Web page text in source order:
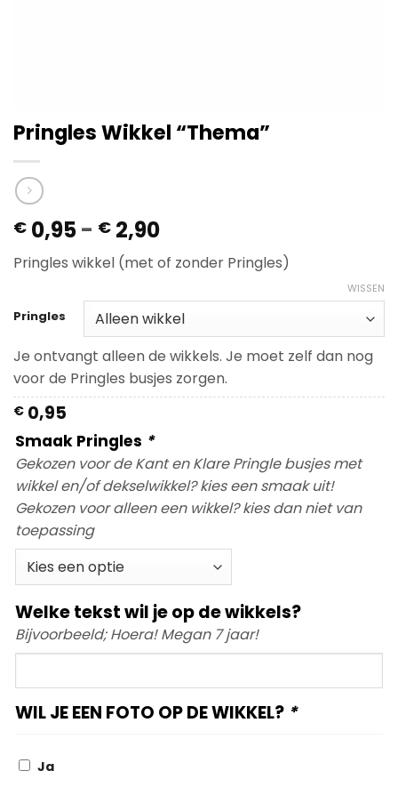
Pringles Wikkel “Thema”
€ 0,95- € 2,90Prijsklasse:
€ 0,95
tot
€ 2,90
Pringles wikkel (met of zonder Pringles)
Pringles
WISSEN
Je ontvangt alleen de wikkels. Je moet zelf dan nog
voor de Pringles busjes zorgen.
€ 0,95
Smaak Pringles *
Gekozen voor de Kant en Klare Pringle busjes met
wikkel en/of dekselwikkel? kies een smaak uit!
Gekozen voor alleen een wikkel? kies dan niet van
toepassing
Welke tekst wil je op de wikkels?
Bijvoorbeeld; Hoera! Megan 7 jaar!
wil
je
de
WIL JE EEN FOTO OP DE WIKKEL? *
Ja